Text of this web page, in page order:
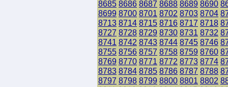
8685 8686 8687 8688 8689 8690
8699 8700 8701 8702 8703 8704
8713 8714 8715 8716 8717 8718
8727 8728 8729 8730 8731 8732
8741 8742 8743 8744 8745 8746
8755 8756 8757 8758 8759 8760
8769 8770 8771 8772 8773 8774
8783 8784 8785 8786 8787 8788
8797 8798 8799 8800 8801 8802